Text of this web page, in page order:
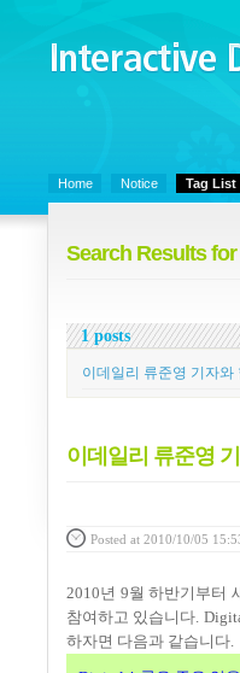
PR 2.0
Home Notice Tag List
Search Results
1 posts
이데일리 류준영 기자와
이데일리 류준영
Posted at 2010/10/05
2010년 9월 하반기부터
참여하고 있습니다.
하자면 다음과 같습니다.